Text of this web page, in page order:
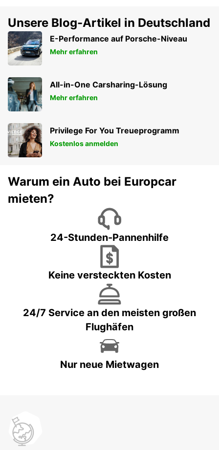
Unsere Blog-Artikel in Deutschland
E-Performance auf Porsche-Niveau
Mehr erfahren
All-in-One Carsharing-Lösung
Mehr erfahren
Privilege For You Treueprogramm
Kostenlos anmelden
Warum ein Auto bei Europcar
mieten?
24-Stunden-Pannenhilfe
Keine versteckten Kosten
24/7 Service an den meisten großen
Flughäfen
Nur neue Mietwagen